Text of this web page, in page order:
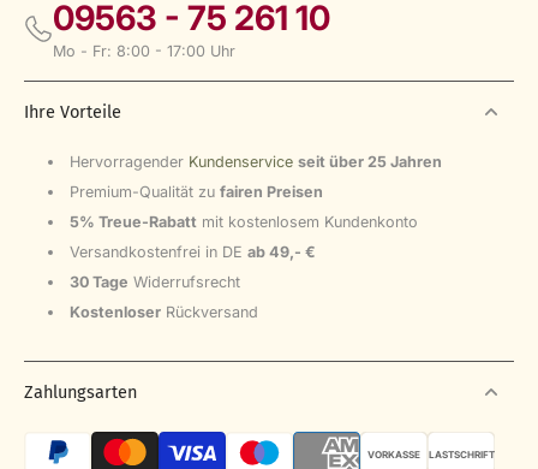
C
0
09563 - 75 261 10
Mo - Fr: 8:00 - 17:00 Uhr
Ihre Vorteile
Hervorragender Kundenservice seit über 25 Jahren
Premium-Qualität zu fairen Preisen
5% Treue-Rabattmit kostenlosem Kundenkonto
Versandkostenfrei in DE ab 49,- €
30 Tage Widerrufsrecht
KostenloserRückversand
Zahlungsarten
VORKASSE LASTSCHRIFT